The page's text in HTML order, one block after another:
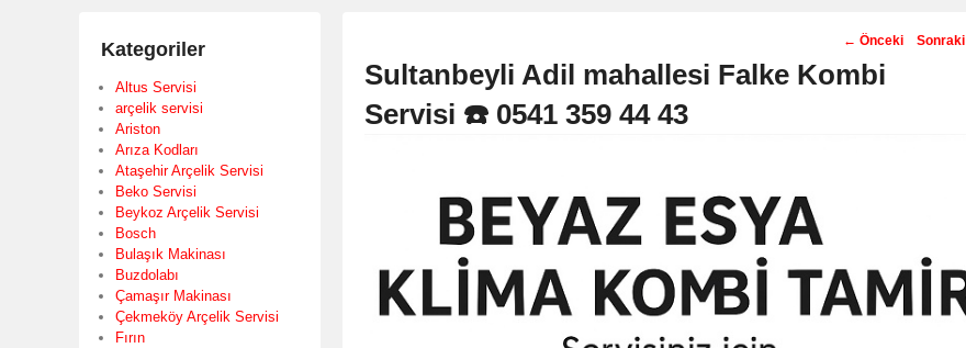
Post
navigation
← Önceki Sonraki
Sultanbeyli Adil mahallesi Falke Kombi
Servisi ☎️ 0541 359 44 43
Kategoriler
Altus Servisi
arçelik servisi
Ariston
Arıza Kodları
Ataşehir Arçelik Servisi
Beko Servisi
Beykoz Arçelik Servisi
Bosch
Bulaşık Makinası
Buzdolabı
Çamaşır Makinası
Çekmeköy Arçelik Servisi
Fırın